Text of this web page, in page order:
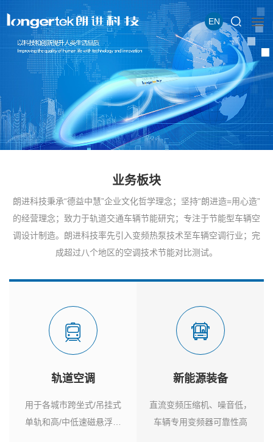
EN
业务板块
朗进科技秉承“德益中慧”企业文化哲学理念；坚持“朗进造=用心造”
的经营理念；致力于轨道交通车辆节能研究；专注于节能型车辆空
调设计制造。朗进科技率先引入变频热泵技术至车辆空调行业；完
成超过八个地区的空调技术节能对比测试。
轨道空调
用于各城市跨坐式/吊挂式
单轨和高/中低速磁悬浮列
新能源装备
直流变频压缩机、噪音低，
车辆专用变频器可靠性高